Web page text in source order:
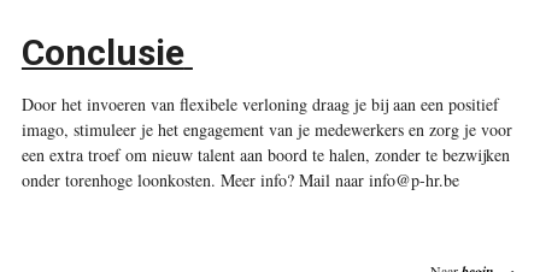
Conclusie
Door het invoeren van flexibele verloning draag je bij aan een positief
imago, stimuleer je het engagement van je medewerkers en zorg je voor
een extra troef om nieuw talent aan boord te halen, zonder te bezwijken
onder torenhoge loonkosten. Meer info? Mail naar info@p-hr.be